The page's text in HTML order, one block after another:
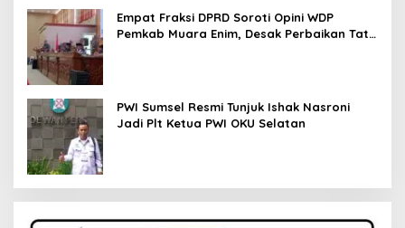
Empat Fraksi DPRD Soroti Opini WDP
Pemkab Muara Enim, Desak Perbaikan Tata
PWI Sumsel Resmi Tunjuk Ishak Nasroni
Jadi Plt Ketua PWI OKU Selatan